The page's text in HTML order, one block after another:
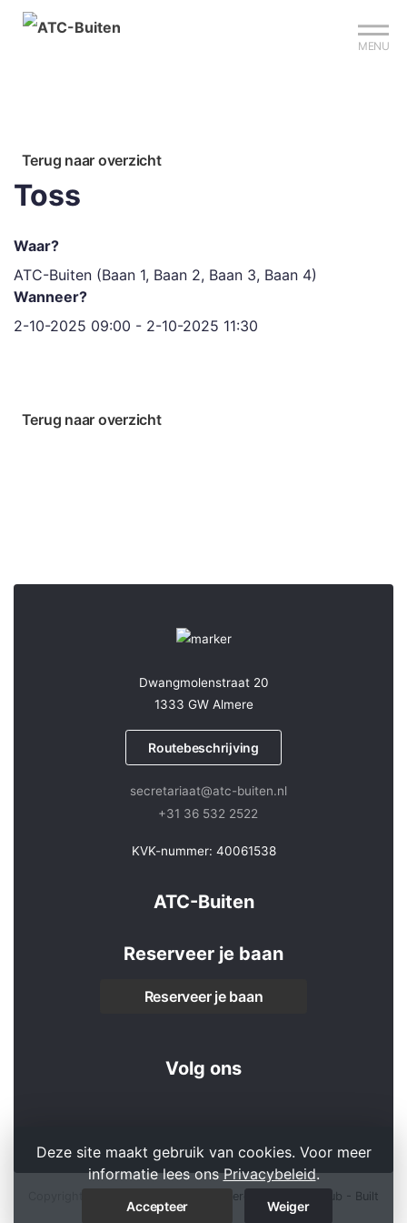
MENU
Terug naar overzicht
Toss
Waar?
ATC-Buiten (Baan 1, Baan 2, Baan 3, Baan 4)
Wanneer?
2-10-2025 09:00 - 2-10-2025 11:30
Terug naar overzicht
Dwangmolenstraat 20
1333 GW Almere
Routebeschrijving
secretariaat@atc-buiten.nl
+31 36 532 2522
KVK-nummer: 40061538
ATC-Buiten
Reserveer je baan
Reserveer je baan
Volg ons
Powered by KNLTB.Club - Built
Deze site maakt gebruik van cookies. Voor meer
informatie lees onsPrivacybeleid.
Accepteer Weiger